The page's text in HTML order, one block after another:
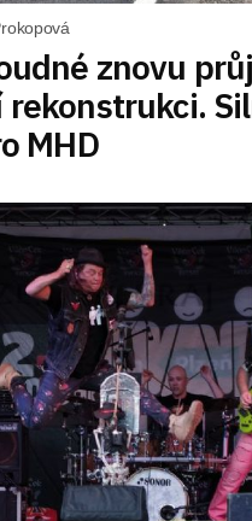
znovu
rekonstrukci.
MHD